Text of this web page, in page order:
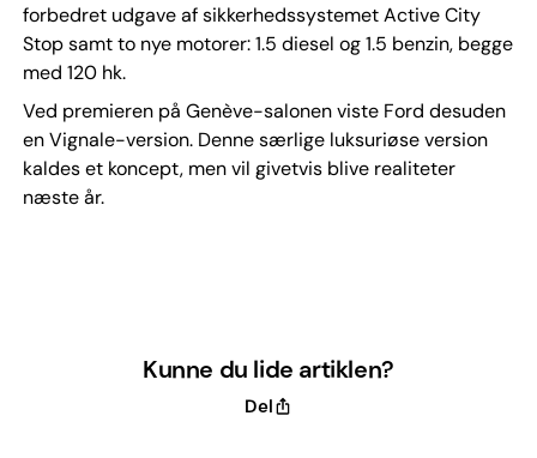
forbedret udgave af sikkerhedssystemet Active City
Stop samt to nye motorer: 1.5 diesel og 1.5 benzin, begge
med 120 hk.
Ved premieren på Genève-salonen viste Ford desuden
en Vignale-version. Denne særlige luksuriøse version
kaldes et koncept, men vil givetvis blive realiteter
næste år.
Kunne du lide artiklen?
Del